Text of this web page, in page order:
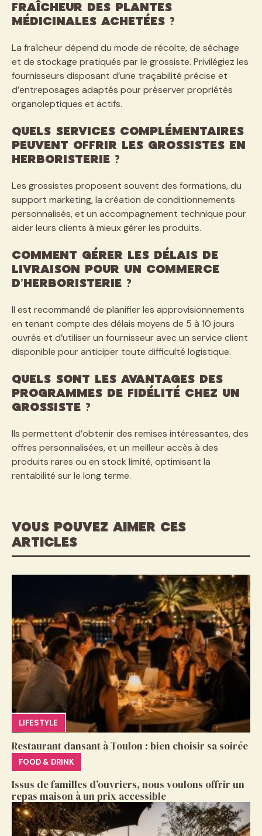
fraîcheur des plantes
médicinales achetées ?
La fraîcheur dépend du mode de récolte, de séchage
et de stockage pratiqués par le grossiste. Privilégiez les
fournisseurs disposant d’une traçabilité précise et
d’entreposages adaptés pour préserver propriétés
organoleptiques et actifs.
Quels services complémentaires
peuvent offrir les grossistes en
herboristerie ?
Les grossistes proposent souvent des formations, du
support marketing, la création de conditionnements
personnalisés, et un accompagnement technique pour
aider leurs clients à mieux gérer les produits.
Comment gérer les délais de
livraison pour un commerce
d’herboristerie ?
Il est recommandé de planifier les approvisionnements
en tenant compte des délais moyens de 5 à 10 jours
ouvrés et d’utiliser un fournisseur avec un service client
disponible pour anticiper toute difficulté logistique.
Quels sont les avantages des
programmes de fidélité chez un
grossiste ?
Ils permettent d’obtenir des remises intéressantes, des
offres personnalisées, et un meilleur accès à des
produits rares ou en stock limité, optimisant la
rentabilité sur le long terme.
VOUS POUVEZ AIMER CES
ARTICLES
LIFESTYLE
Restaurant dansant à Toulon : bien choisir sa soirée
FOOD & DRINK
Issus de familles d’ouvriers, nous voulons offrir un
repas maison à un prix accessible